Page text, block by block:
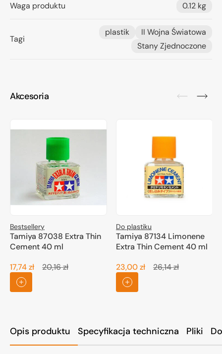
Opis produktu Specyfikacja techniczna Pliki
Waga produktu 0.12 kg
Tagi
plastik
II Wojna Światowa
Stany Zjednoczone
Akcesoria
Bestsellery
Tamiya 87038 Extra Thin
Cement 40 ml
Cena
promocyjna
17,74 zł
Cena
20,16 zł
Do plastiku
Tamiya 87134 Limonene
Extra Thin Cement 40 ml
Cena
promocyjna
23,00 zł
Cena
26,14 zł